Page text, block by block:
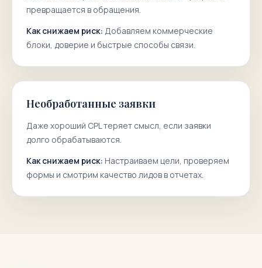
превращается в обращения.
Как снижаем риск: Добавляем коммерческие
блоки, доверие и быстрые способы связи.
Необработанные заявки
Даже хороший CPL теряет смысл, если заявки
долго обрабатываются.
Как снижаем риск: Настраиваем цели, проверяем
формы и смотрим качество лидов в отчетах.